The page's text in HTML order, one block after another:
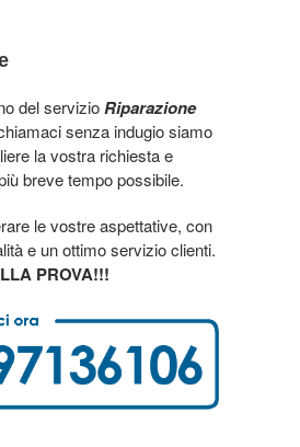
del servizioRiparazione
senza indugio siamo
la vostra richiesta e
breve tempo possibile.
le vostre aspettative, con
e un ottimo servizio clienti.
PROVA!!!